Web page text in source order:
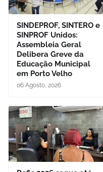
SINDEPROF, SINTERO e
SINPROF Unidos:
Assembleia Geral
Delibera Greve da
Educação Municipal
em Porto Velho
06 Agosto, 2026